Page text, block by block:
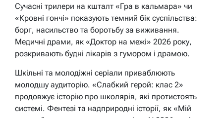
Сучасні трилери на кшталт «Гра в кальмара» чи
«Кровні гончі» показують темний бік суспільства:
борг, насильство та боротьбу за виживання.
Медичні драми, як «Доктор на межі» 2026 року,
розкривають будні лікарів з гумором і драмою.
Шкільні та молодіжні серіали приваблюють
молодшу аудиторію. «Слабкий герой: клас 2»
продовжує історію про школярів, які протистоять
системі. Фентезі та надприродні історії, як «Мій